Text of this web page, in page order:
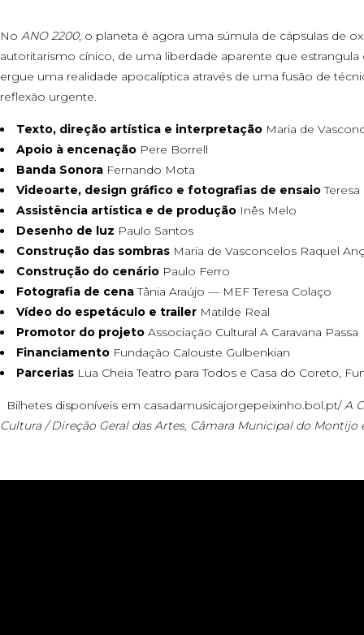
No ANO 2200, o planeta é agora uma súmula de cápsulas de
autoritarismo cínico, de uma liberdade aparente que
ergue uma realidade apocalíptica através de uma fusão de
reflexão urgente.
Texto, direção artística e interpretação Maria de
Apoio à encenação Pere Borrell
Banda Sonora Fernando Mota
Videoarte, design gráfico e fotografias de ensaio
Assistência artística e de produção Inês Melo
Desenho de luz Paulo Santos
Construção das sombras Maria de Vasconcelos Raquel
Construção do cenário Paulo Ferro
Fotografia de cenaTânia Araújo — MEF Teresa Colaço
Vídeo do espetáculo e trailer Matilde Real
Promotor do projeto Associação Cultural A Caravana Passa
Financiamento Fundação Calouste Gulbenkian
Parcerias Lua Cheia Teatro para Todos e Casa do Coreto,
Bilhetes disponíveis em casadamusicajorgepeixinho.bol.pt/ A
Cultura / Direção Geral das Artes, Câmara Municipal do